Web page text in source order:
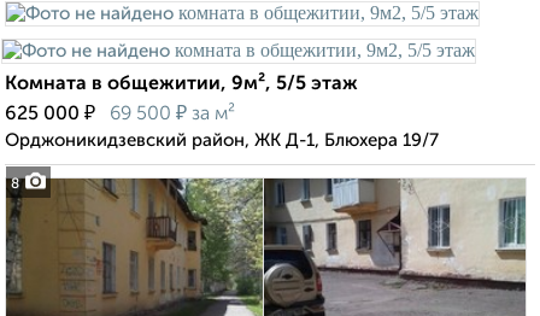
8
Комната в общежитии, 9м², 5/5 этаж
625 000 ₽ 69 500 ₽ за м²
Орджоникидзевский район, ЖК Д-1, Блюхера 19/7